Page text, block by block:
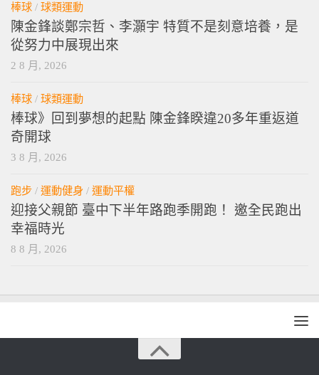
棒球 / 球類運動
陳金鋒談鄭宗哲、李灝宇 特質不是刻意培養，是
從努力中展現出來
2 8 月, 2026
棒球 / 球類運動
棒球》回到夢想的起點 陳金鋒睽違20多年重返道
奇開球
3 8 月, 2026
跑步 / 運動健身 / 運動平權
迎接父親節 臺中下半年路跑季開跑！ 邀全民跑出
幸福時光
8 8 月, 2026